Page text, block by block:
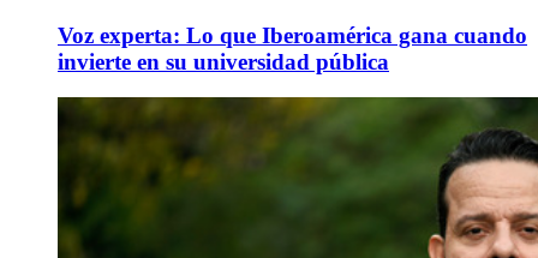
Voz experta: Lo que Iberoamérica gana cuando
invierte en su universidad pública